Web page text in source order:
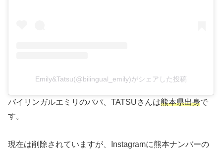
Emily&Tatsu(@bilingual_emily)がシェアした投稿
バイリンガルエミリのパパ、TATSUさんは熊本県出身で
す。
現在は削除されていますが、Instagramに熊本ナンバーの